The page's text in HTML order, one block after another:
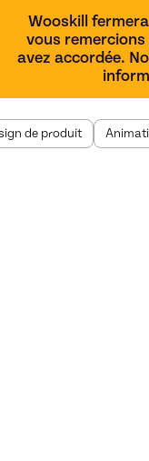
Wooskill
vous
avez accordée.
de produit